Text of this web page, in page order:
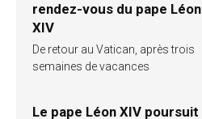
rendez-vous du pape Léon
XIV
De retour au Vatican, après trois
semaines de vacances
Le pape Léon XIV poursuit